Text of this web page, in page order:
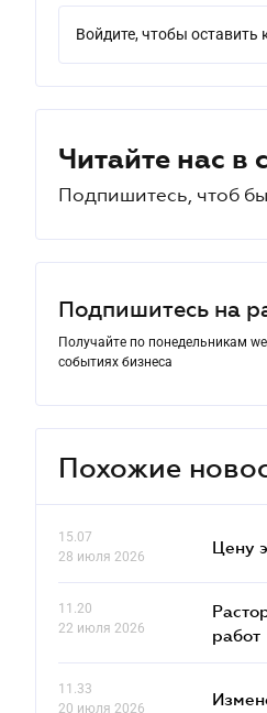
Войдите, чтобы оставить
Читайте нас в
Подпишитесь, чтоб
Подпишитесь на
Получайте по понедельникам
событиях бизнеса
Похожие
15.07
28 июля 2026
Цену
11.20
22 июля 2026
работ
11.33
20 июля 2026